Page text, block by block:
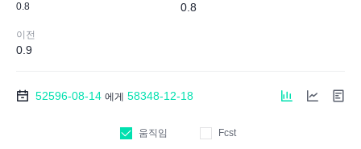
0.8
0.8
이전
0.9
52596-08-14 에게 58348-12-18
움직임
Fcst